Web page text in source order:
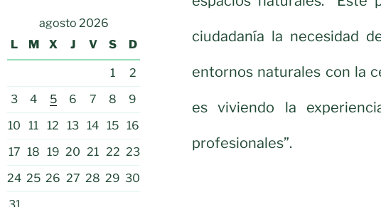
agosto 2026
L
M X J V S D
1
2
3
4 5 6 7 8
9
10
11 12 13 14 15 16
17 18 19 20 21 22 23
24 25 26 27 28 29 30
ciudadanía la necesidad
entornos naturales con la
es viviendo la
profesionales”.